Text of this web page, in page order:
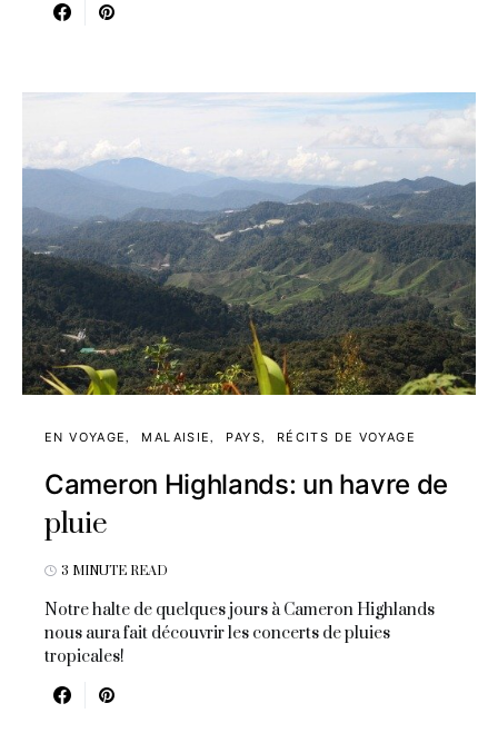
EN VOYAGE MALAISIE PAYS RÉCITS DE VOYAGE
Cameron Highlands: un havre de
pluie
3 MINUTE READ
Notre halte de quelques jours à Cameron Highlands
nous aura fait découvrir les concerts de pluies
tropicales!